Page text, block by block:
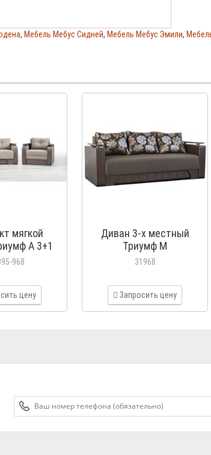
, Мебель Мебус Сидней, Мебель Мебус Эмили,
мягкой
А 3+1
968
цену
Диван 3-х местный
Триумф М
31968
Запросить цену